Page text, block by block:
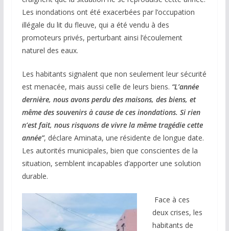
Les inondations ont été exacerbées par l’occupation
illégale du lit du fleuve, qui a été vendu à des
promoteurs privés, perturbant ainsi l’écoulement
naturel des eaux.
Les habitants signalent que non seulement leur sécurité
est menacée, mais aussi celle de leurs biens. “L’année
dernière, nous avons perdu des maisons, des biens, et
même des souvenirs à cause de ces inondations. Si rien
n’est fait, nous risquons de vivre la même tragédie cette
année”, déclare Aminata, une résidente de longue date.
Les autorités municipales, bien que conscientes de la
situation, semblent incapables d’apporter une solution
durable.
Face à ces
deux crises, les
habitants de